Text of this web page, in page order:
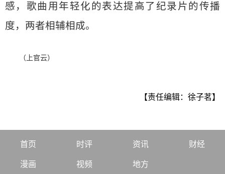
感，歌曲用年轻化的表达提高了纪录片的传播
度，两者相辅相成。
（上官云）
【责任编辑：徐子茗】
首页 时评 资讯 财经
漫画 视频 地方